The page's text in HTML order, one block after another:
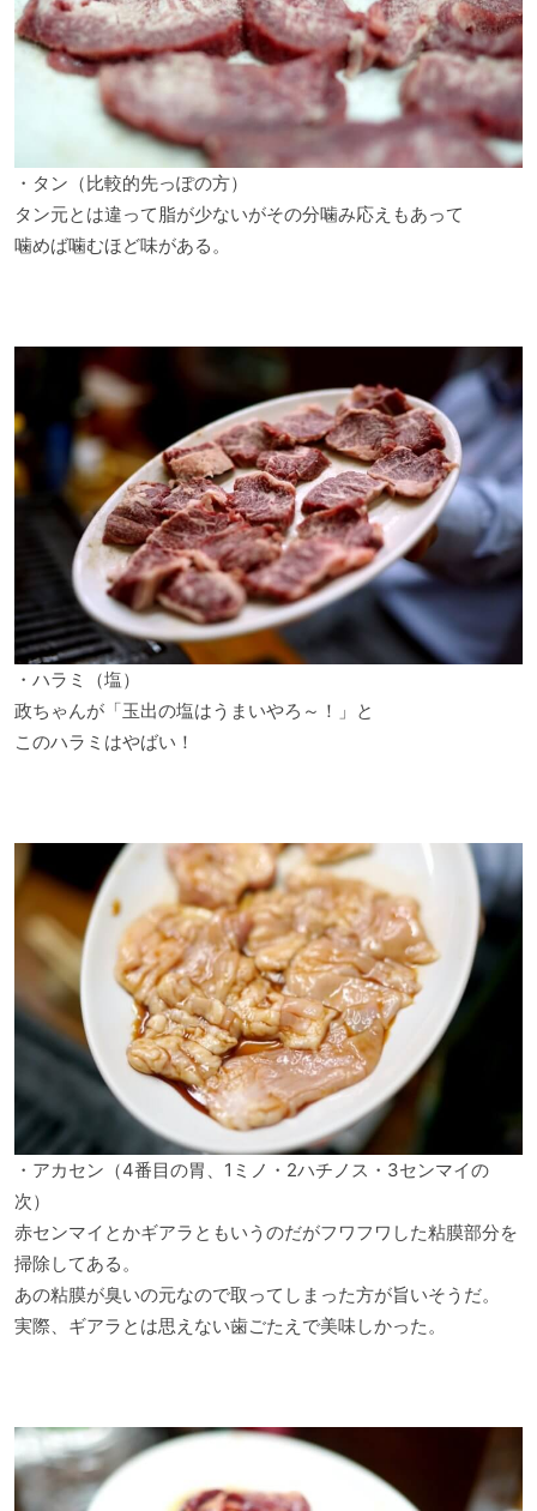
・タン（比較的先っぽの方）
タン元とは違って脂が少ないがその分噛み応えもあって
噛めば噛むほど味がある。
・ハラミ（塩）
政ちゃんが「玉出の塩はうまいやろ～！」と
このハラミはやばい！
・アカセン（4番目の胃、1ミノ・2ハチノス・3センマイの
次）
赤センマイとかギアラともいうのだがフワフワした粘膜部分を
掃除してある。
あの粘膜が臭いの元なので取ってしまった方が旨いそうだ。
実際、ギアラとは思えない歯ごたえで美味しかった。